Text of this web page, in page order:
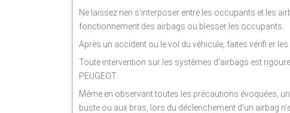
Ne laissez rien s'interposer entre les occupants et les
fonctionnement des airbags ou blesser les occupants.
Après un accident ou le vol du véhicule, faites vérifi er
Toute intervention sur les systèmes d'airbags est
PEUGEOT.
Même en observant toutes les précautions évoquées,
buste ou aux bras, lors du déclenchement d'un airbag